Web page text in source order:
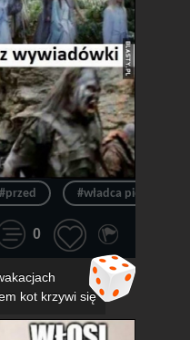
#przed #władca pierścieni
0
kot krzywi się